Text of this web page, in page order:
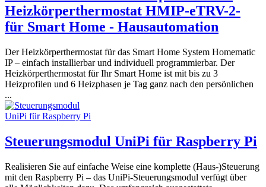
Heizkörperthermostat HMIP-eTRV-2-
für Smart Home - Hausautomation
Der Heizkörperthermostat für das Smart Home System Homematic
IP – einfach installierbar und individuell programmierbar. Der
Heizkörperthermostat für Ihr Smart Home ist mit bis zu 3
Heizprofilen und 6 Heizphasen je Tag ganz nach den persönlichen
...
Steuerungsmodul UniPi für Raspberry Pi
Realisieren Sie auf einfache Weise eine komplette (Haus-)Steuerung
mit den Raspberry Pi – das UniPi-Steuerungsmodul verfügt über